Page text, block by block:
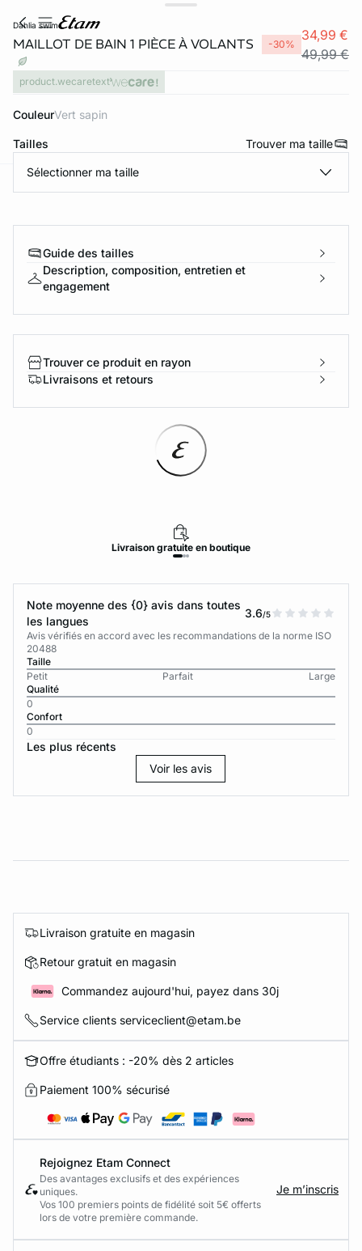
dahlia swim
MAILLOT DE BAIN 1 PIÈCE À VOLANTS -30%
34,99 €
49,99 €
product.wecaretext
Couleur vert sapin
Tailles Trouver ma taille
Sélectionner ma taille
Guide des tailles
Description, composition, entretien et
engagement
Trouver ce produit en rayon
Livraisons et retours
Livraison gratuite en boutique
Note moyenne des {0} avis dans toutes
les langues
3.6/5
Avis vérifiés en accord avec les recommandations de la norme ISO
20488
Taille
Petit
Parfait
Large
Qualité
0
Confort
0
Les plus récents
Voir les avis
Livraison gratuite en magasin
Retour gratuit en magasin
Commandez aujourd'hui, payez dans 30j
Service clients serviceclient@etam.be
Offre étudiants : -20% dès 2 articles
Paiement 100% sécurisé
Rejoignez Etam Connect
Des avantages exclusifs et des expériences
uniques.
Vos 100 premiers points de fidélité soit 5€ offerts
lors de votre première commande.​
Je m’inscris